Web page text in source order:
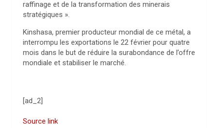
raffinage et de la transformation des minerais
stratégiques ».
Kinshasa, premier producteur mondial de ce métal, a
interrompu les exportations le 22 février pour quatre
mois dans le but de réduire la surabondance de l’offre
mondiale et stabiliser le marché.
[ad_2]
Source link